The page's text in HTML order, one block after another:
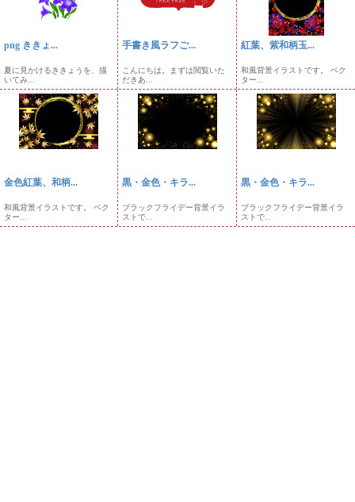
png ききょ...
夏に見かけるききょうを、描
いてみ...
手書き風ラフご...
こんにちは。まずは閲覧いた
だきあ...
紅葉、紫和柄玉...
和風背景イラストです。 ベク
ター...
金色紅葉、和柄...
和風背景イラストです。 ベク
ター...
黒・金色・キラ...
ブラックフライデー背景イラ
ストで...
黒・金色・キラ...
ブラックフライデー背景イラ
ストで...